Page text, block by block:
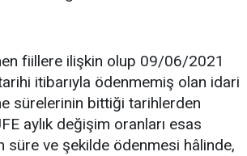
fiillere ilişkin olup 09/06/2021
itibarıyla ödenmemiş olan idari
sürelerinin bittiği tarihlerden
aylık değişim oranları esas
süre ve şekilde ödenmesi hâlinde,